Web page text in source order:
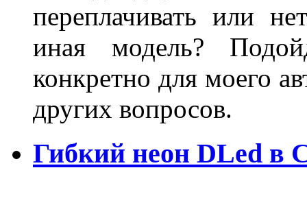
переплачивать или
иная модель?
конкретно для моего
других вопросов.
Гибкий неон DLed в